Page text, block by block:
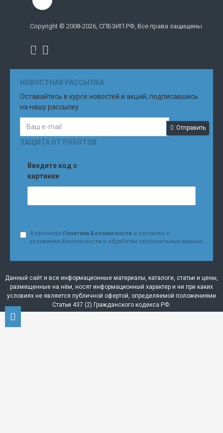
Copyright © 2008-2026, СПБЗИП.РФ, Все права защищены
НОВОСТНАЯ РАССЫЛКА
Оставайтесь в курсе новостей и акций, подписавшись
на нашу рассылку
Отправить
ЗАЩИТА ОТ РОБОТОВ
Введите код с
картинки
Я прочитал Политика Безопасности и согласен с
условиями безопасности и обработки персональных данных
Данный сайт и все информационные материалы, каталоги, статьи и цены,
размещенные на нём, носят информационный характер и ни при каких
условиях не является публичной офертой, определяемой положениями
Статьи 437 (2) Гражданского кодекса РФ.